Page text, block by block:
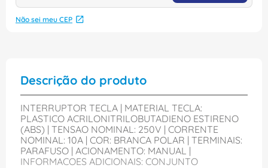
Não sei meu CEP
Descrição do produto
INTERRUPTOR TECLA | MATERIAL TECLA:
PLASTICO ACRILONITRILOBUTADIENO ESTIRENO
(ABS) | TENSAO NOMINAL: 250V | CORRENTE
NOMINAL: 10A | COR: BRANCA POLAR | TERMINAIS:
PARAFUSO | ACIONAMENTO: MANUAL |
INFORMACOES ADICIONAIS: CONJUNTO